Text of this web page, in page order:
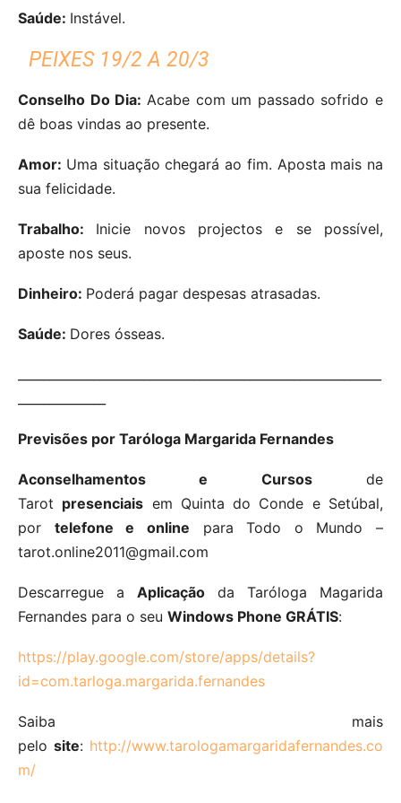
Saúde: Instável.
PEIXES 19/2 A 20/3
Conselho Do Dia: Acabe com um passado sofrido e
dê boas vindas ao presente.
Amor: Uma situação chegará ao fim. Aposta mais na
sua felicidade.
Trabalho: Inicie novos projectos e se possível,
aposte nos seus.
Dinheiro: Poderá pagar despesas atrasadas.
Saúde: Dores ósseas.
Previsões por Taróloga Margarida Fernandes
Aconselhamentos e Cursosde
Tarot presenciais em Quinta do Conde e Setúbal,
por telefone e online para Todo o Mundo –
tarot.online2011@gmail.com
Descarregue a Aplicação da Taróloga Magarida
Fernandes para o seu Windows Phone GRÁTIS:
https://play.google.com/store/apps/details?
id=com.tarloga.margarida.fernandes
Saiba mais
pelo site: http://www.tarologamargaridafernandes.co
m/